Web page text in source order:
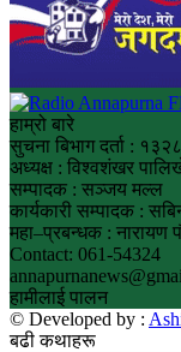
हाम्रो बारे
सुचना बिभाग दर्ता :
अध्यक्ष : विश्वशंखर
सम्पादक : सञ्जय मल्ल
कार्यकारी सम्पादक :
महा–प्रबन्धक : नारायण
Contact: 061-54324
हामीलाई पालन
© Developed by :
बढी कथाहरू